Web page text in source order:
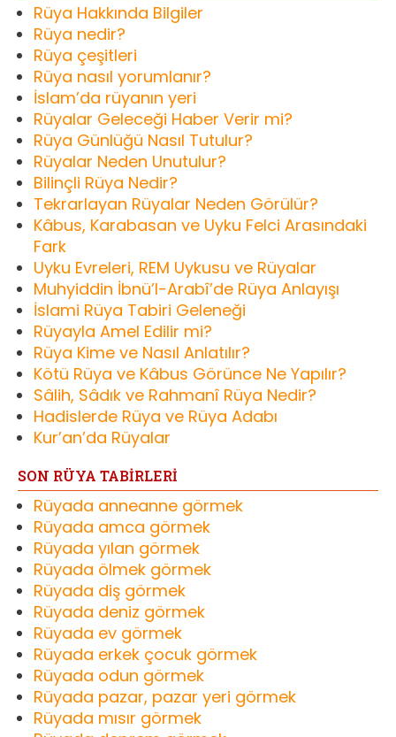
Rüya Hakkında Bilgiler
Rüya nedir?
Rüya çeşitleri
Rüya nasıl yorumlanır?
İslam’da rüyanın yeri
Rüyalar Geleceği Haber Verir mi?
Rüya Günlüğü Nasıl Tutulur?
Rüyalar Neden Unutulur?
Bilinçli Rüya Nedir?
Tekrarlayan Rüyalar Neden Görülür?
Kâbus, Karabasan ve Uyku Felci Arasındaki
Fark
Uyku Evreleri, REM Uykusu ve Rüyalar
Muhyiddin İbnü’l-Arabî’de Rüya Anlayışı
İslami Rüya Tabiri Geleneği
Rüyayla Amel Edilir mi?
Rüya Kime ve Nasıl Anlatılır?
Kötü Rüya ve Kâbus Görünce Ne Yapılır?
Sâlih, Sâdık ve Rahmanî Rüya Nedir?
Hadislerde Rüya ve Rüya Adabı
Kur’an’da Rüyalar
SON RÜYA TABİRLERİ
Rüyada anneanne görmek
Rüyada amca görmek
Rüyada yılan görmek
Rüyada ölmek görmek
Rüyada diş görmek
Rüyada deniz görmek
Rüyada ev görmek
Rüyada erkek çocuk görmek
Rüyada odun görmek
Rüyada pazar, pazar yeri görmek
Rüyada mısır görmek